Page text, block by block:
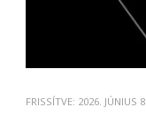
FRISSÍTVE: 2026. JÚNIUS 8.